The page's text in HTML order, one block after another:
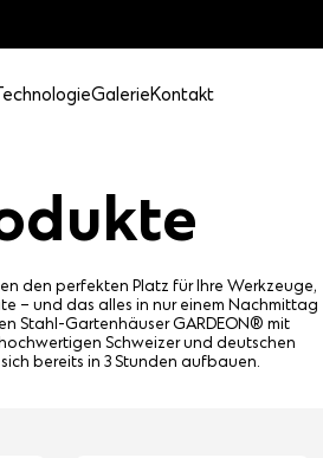
GalerieKontakt
den perfekten Platz für Ihre Werkzeuge,
– und das alles in nur einem Nachmittag
Stahl-Gartenhäuser GARDEON® mit
Schweizer und deutschen
bereits in 3 Stunden aufbauen.